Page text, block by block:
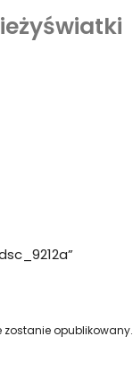
”
opublikowany.